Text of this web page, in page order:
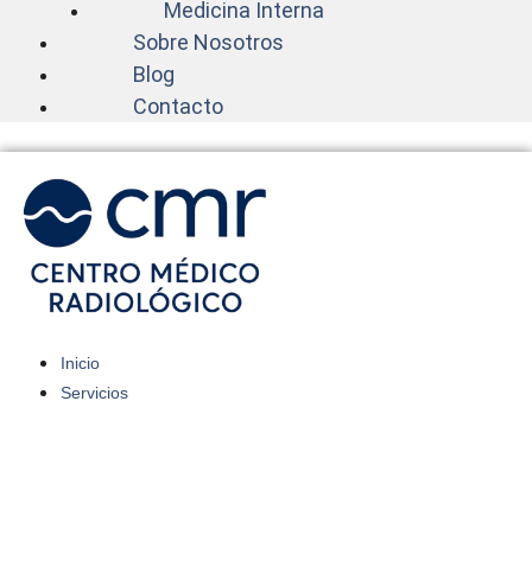
Medicina Interna
Sobre Nosotros
Blog
Contacto
Inicio
Servicios